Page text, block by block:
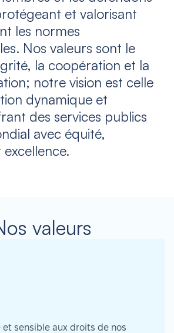
et valorisant
les normes
Nos valeurs sont le
la coopération et la
notre vision est celle
dynamique et
des services publics
avec équité,
valeurs
et sensible aux droits de nos